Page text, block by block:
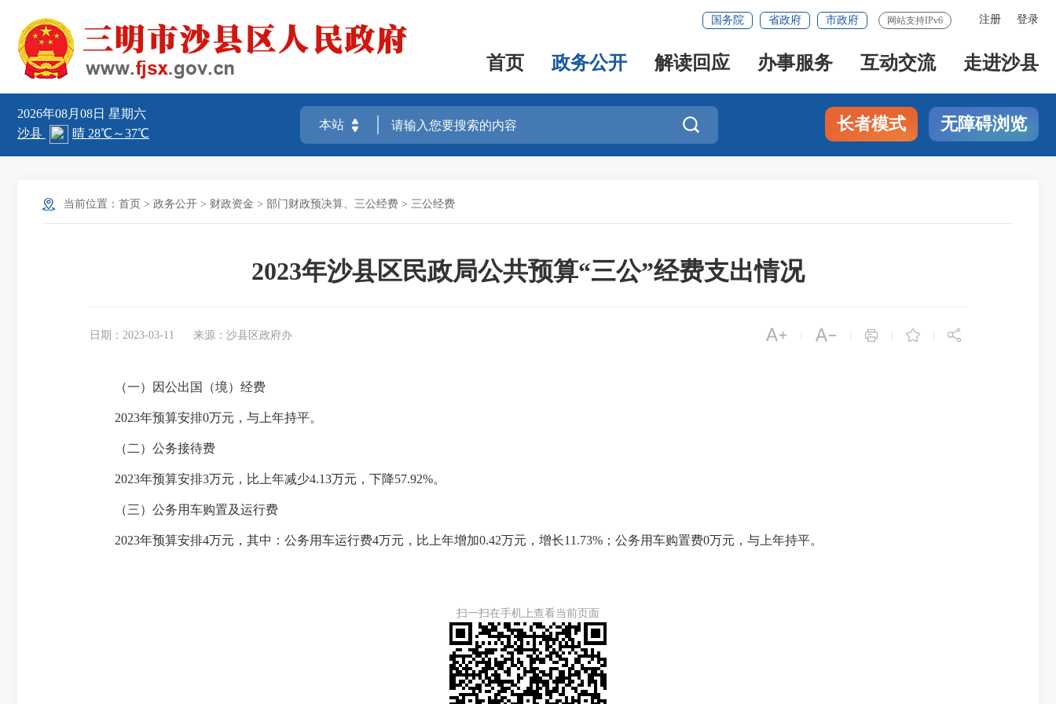
注册 登录
国务院 省政府 市政府 网站支持IPv6
首页 政务公开 解读回应 办事服务 互动交流 走进沙县
2026年08月08日 星期六
 长者模式 无障碍浏览
当前位置： 首页 > 政务公开 > 财政资金 > 部门财政预决算、三公经费 > 三公经费
2023年沙县区民政局公共预算“三公”经费支出情况
日期：2023-03-11 来源：沙县区政府办     
（一）因公出国（境）经费
2023年预算安排0万元，与上年持平。
（二）公务接待费
2023年预算安排3万元，比上年减少4.13万元，下降57.92%。
（三）公务用车购置及运行费
2023年预算安排4万元，其中：公务用车运行费4万元，比上年增加0.42万元，增长11.73%；公务用车购置费0万元，与上年持平。
扫一扫在手机上查看当前页面